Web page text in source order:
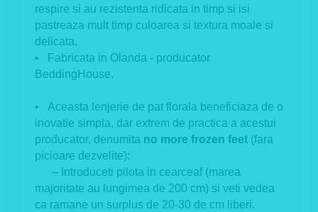
respire si au rezistenta ridicata in timp si isi
pastreaza mult timp culoarea si textura moale si
delicata.
• Fabricata in Olanda - producator
BeddingHouse.
• Aceasta lenjerie de pat florala beneficiaza de o
inovatie simpla, dar extrem de practica a acestui
producator, denumita no more frozen feet (fara
picioare dezvelite):
– Introduceti pilota in cearceaf (marea
majoritate au lungimea de 200 cm) si veti vedea
ca ramane un surplus de 20-30 de cm liberi.